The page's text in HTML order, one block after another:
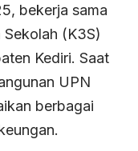
bekerja sama
Sekolah (K3S)
Kediri. Saat
UPN
berbagai